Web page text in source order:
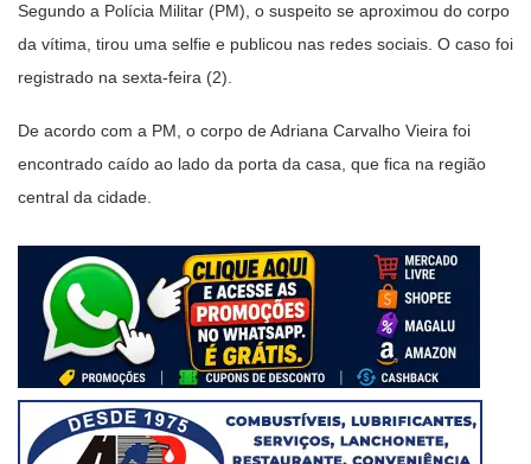
Segundo a Polícia Militar (PM), o suspeito se aproximou do corpo
da vítima, tirou uma selfie e publicou nas redes sociais. O caso foi
registrado na sexta-feira (2).
De acordo com a PM, o corpo de Adriana Carvalho Vieira foi
encontrado caído ao lado da porta da casa, que fica na região
central da cidade.